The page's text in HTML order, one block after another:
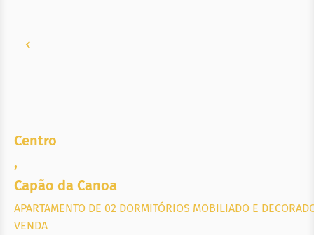
Centro
,
Capão da Canoa
APARTAMENTO DE 02 DORMITÓRIOS MOBILIADO E
VENDA